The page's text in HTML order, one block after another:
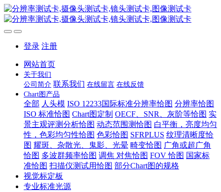
登录 注册
网站首页
关于我们
公司简介 联系我们 在线留言 在线反馈
Chart图产品
全部 人头模 ISO 12233国际标准分辨率恰图 分辨率恰图
ISO 标准恰图 Chart图定制 OECF、SNR、灰阶等恰图 实
景主观评测分析恰图 动态范围测恰图 白平衡，亮度均匀
性，色彩均匀性恰图 色彩恰图 SFRPLUS 纹理清晰度恰
图 耀斑、杂散光、鬼影、光晕 畸变恰图 广角或超广角
恰图 多波群频率恰图 调焦 对焦恰图 FOV 恰图 国家标
准恰图 扫描仪测试用恰图 部分Chart图的规格
视觉标定板
专业标准光源